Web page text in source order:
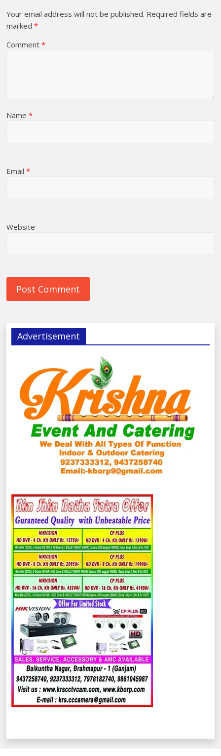
Your email address will not be published. Required fields are
marked*
Comment*
Name*
Email*
Website
Advertisement